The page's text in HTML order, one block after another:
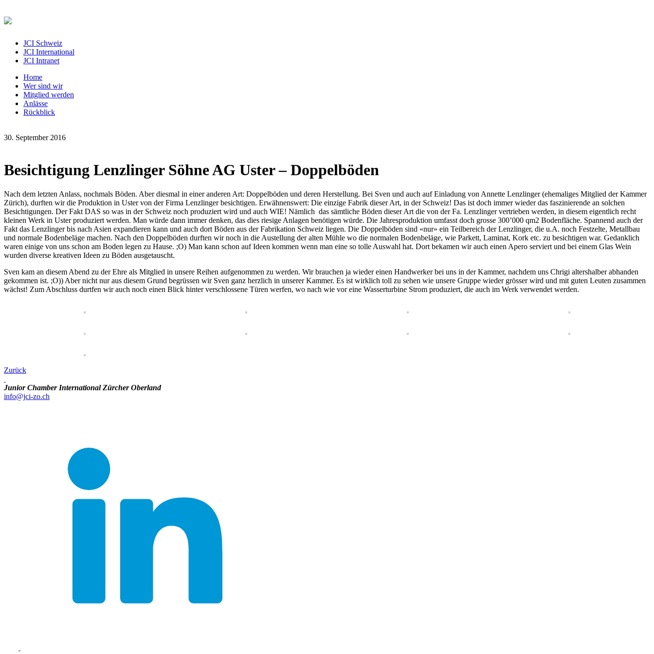
JCI Schweiz
JCI International
JCI Intranet
Home
Wer sind wir
Mitglied werden
Anlässe
Rückblick
30. September 2016
Besichtigung Lenzlinger Söhne AG Uster – Doppelböden
Nach dem letzten Anlass, nochmals Böden. Aber diesmal in einer anderen Art: Doppelböden und deren Herstellung. Bei Sven und auch auf Einladung von Annette Lenzlinger (ehemaliges Mitglied der Kammer
Zürich), durften wir die Produktion in Uster von der Firma Lenzlinger besichtigen. Erwähnenswert: Die einzige Fabrik dieser Art, in der Schweiz! Das ist doch immer wieder das faszinierende an solchen
Besichtigungen. Der Fakt DAS so was in der Schweiz noch produziert wird und auch WIE! Nämlich das sämtliche Böden dieser Art die von der Fa. Lenzlinger vertrieben werden, in diesem eigentlich recht
kleinen Werk in Uster produziert werden. Man würde dann immer denken, das dies riesige Anlagen benötigen würde. Die Jahresproduktion umfasst doch grosse 300’000 qm2 Bodenfläche. Spannend auch der
Fakt das Lenzlinger bis nach Asien expandieren kann und auch dort Böden aus der Fabrikation Schweiz liegen. Die Doppelböden sind «nur» ein Teilbereich der Lenzlinger, die u.A. noch Festzelte, Metallbau
und normale Bodenbeläge machen. Nach den Doppelböden durften wir noch in die Austellung der alten Mühle wo die normalen Bodenbeläge, wie Parkett, Laminat, Kork etc. zu besichtigen war. Gedanklich
waren einige von uns schon am Boden legen zu Hause. ;O) Man kann schon auf Ideen kommen wenn man eine so tolle Auswahl hat. Dort bekamen wir auch einen Apero serviert und bei einem Glas Wein
wurden diverse kreativen Ideen zu Böden ausgetauscht.
Sven kam an diesem Abend zu der Ehre als Mitglied in unsere Reihen aufgenommen zu werden. Wir brauchen ja wieder einen Handwerker bei uns in der Kammer, nachdem uns Chrigi altershalber abhanden
gekommen ist. ;O)) Aber nicht nur aus diesem Grund begrüssen wir Sven ganz herzlich in unserer Kammer. Es ist wirklich toll zu sehen wie unsere Gruppe wieder grösser wird und mit guten Leuten zusammen
wächst! Zum Abschluss durtfen wir auch noch einen Blick hinter verschlossene Türen werfen, wo nach wie vor eine Wasserturbine Strom produziert, die auch im Werk verwendet werden.
Zurück
Junior Chamber International Zürcher Oberland
info@jci-zo.ch